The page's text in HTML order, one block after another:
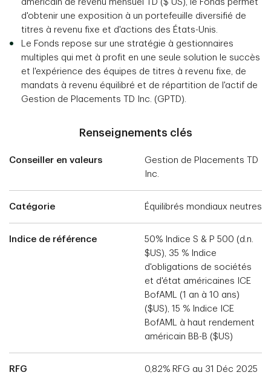
américain de revenu mensuel TD ($ US), le Fonds permet
d'obtenir une exposition à un portefeuille diversifié de
titres à revenu fixe et d'actions des États-Unis.
Le Fonds repose sur une stratégie à gestionnaires
multiples qui met à profit en une seule solution le succès
et l'expérience des équipes de titres à revenu fixe, de
mandats à revenu équilibré et de répartition de l'actif de
Gestion de Placements TD Inc. (GPTD).
Renseignements clés
Conseiller en valeurs
Gestion de Placements TD
Inc.
Catégorie Équilibrés mondiaux neutres
Indice de référence
50% Indice S & P 500 (d.n.
$US), 35 % Indice
d'obligations de sociétés
et d'état américaines ICE
BofAML (1 an à 10 ans)
($US), 15 % Indice ICE
BofAML à haut rendement
américain BB-B ($US)
RFG 0,82% RFG au 31 Déc 2025